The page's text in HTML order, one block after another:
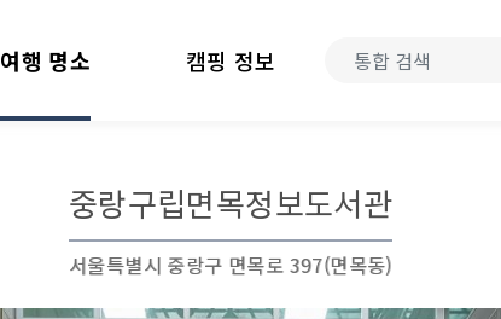
여행 명소 캠핑 정보
중랑구립면목정보도서관
서울특별시 중랑구 면목로 397(면목동)